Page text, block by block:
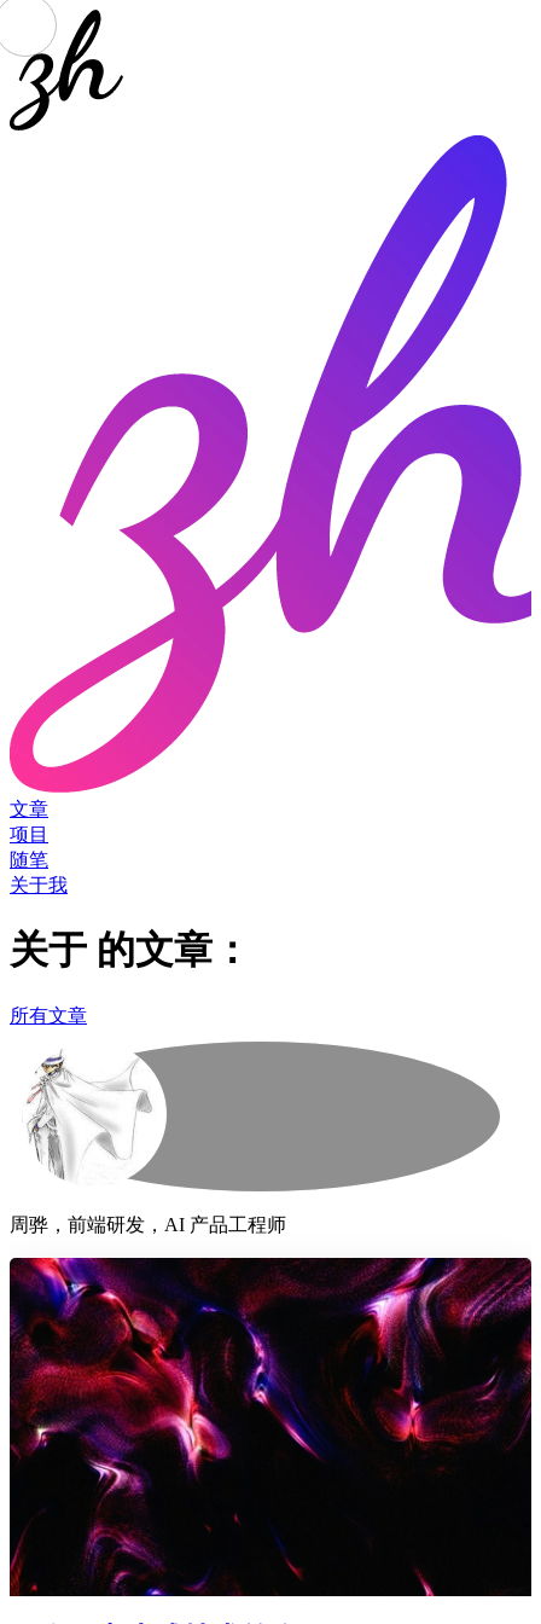
文章
项目
随笔
关于我
关于 的文章：
所有文章
周骅，前端研发，AI 产品工程师